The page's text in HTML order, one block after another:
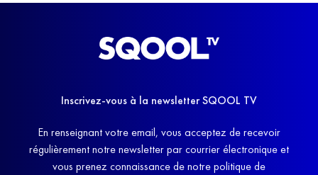
Inscrivez-vous à la newsletter SQOOL TV
En renseignant votre email, vous acceptez de recevoir
régulièrement notre newsletter par courrier électronique et
vous prenez connaissance de notre politique de